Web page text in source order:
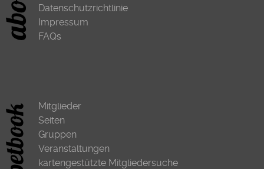
Datenschutzrichtlinie
Impressum
FAQs
Mitglieder
Seiten
Gruppen
Veranstaltungen
kartengestützte Mitgliedersuche